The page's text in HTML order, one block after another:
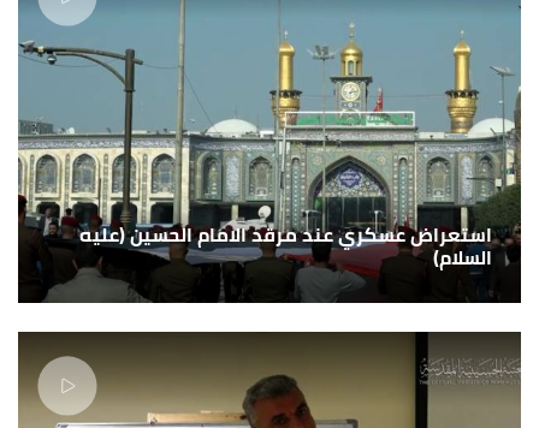
استعراض عسكري عند مرقد الامام الحسين (عليه
السلام)